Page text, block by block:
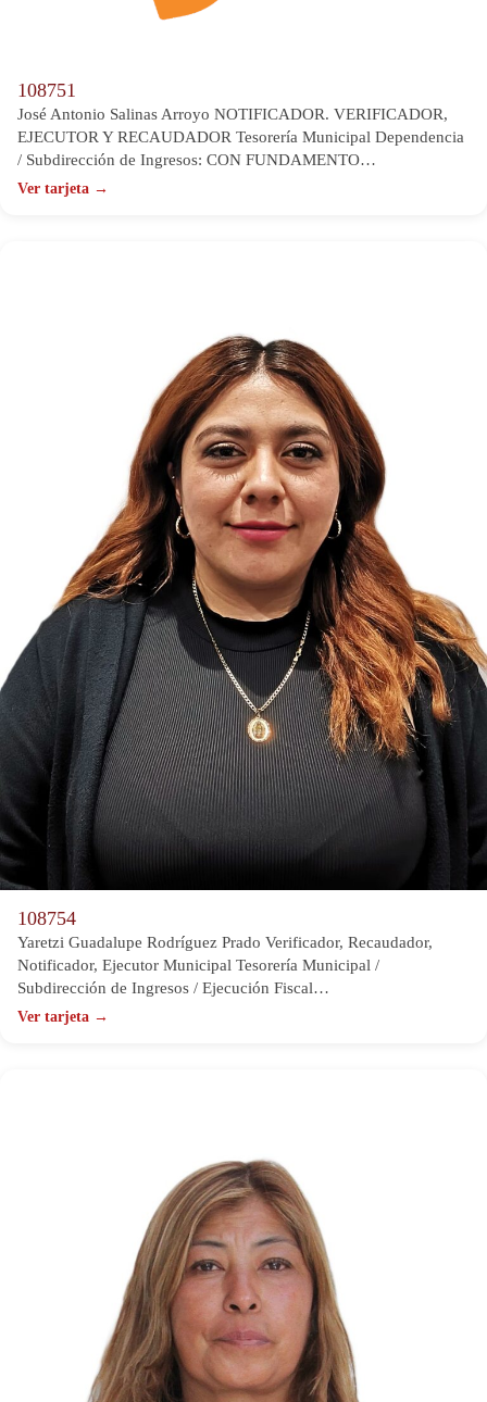
108751
José Antonio Salinas Arroyo NOTIFICADOR. VERIFICADOR,
EJECUTOR Y RECAUDADOR Tesorería Municipal Dependencia
/ Subdirección de Ingresos: CON FUNDAMENTO…
Ver tarjeta →
108754
Yaretzi Guadalupe Rodríguez Prado Verificador, Recaudador,
Notificador, Ejecutor Municipal Tesorería Municipal /
Subdirección de Ingresos / Ejecución Fiscal…
Ver tarjeta →